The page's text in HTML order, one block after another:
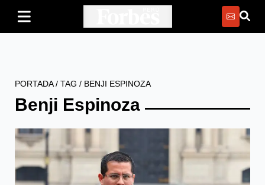
PORTADA/ TAG / BENJI ESPINOZA
Benji Espinoza